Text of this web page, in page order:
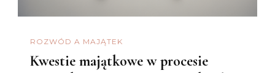
ROZWÓD A MAJĄTEK
Kwestie majątkowe w procesie